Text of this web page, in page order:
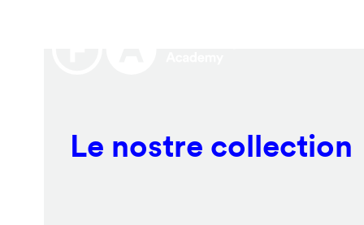
Le nostre collection